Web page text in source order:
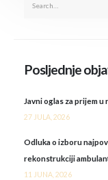
Posljednje
Javni oglas za prijem u
27 JULA, 2026
Odluka o izboru
rekonstrukciji
11 JUNA, 2026